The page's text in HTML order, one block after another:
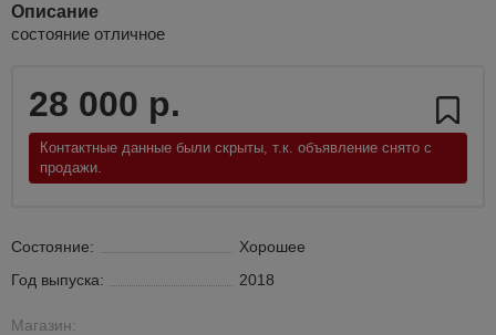
Описание
состояние отличное
28 000 р.
Контактные данные были скрыты, т.к. объявление снято с
продажи.
Состояние:
Хорошее
Год выпуска:
2018
Магазин: